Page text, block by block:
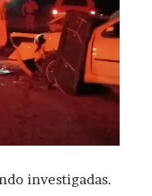
investigadas.